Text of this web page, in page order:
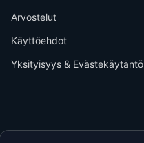
Arvostelut
Käyttöehdot
Yksityisyys & Evästekäytäntö